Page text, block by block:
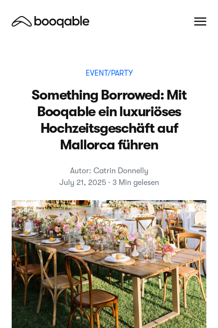
EVENT/PARTY
Something Borrowed: Mit
Booqable ein luxuriöses
Hochzeitsgeschäft auf
Mallorca führen
Autor: Catrin Donnelly
July 21, 2025 · 3 Min gelesen